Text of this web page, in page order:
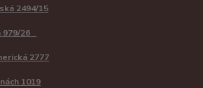
2494/15
979/26
2777
1019